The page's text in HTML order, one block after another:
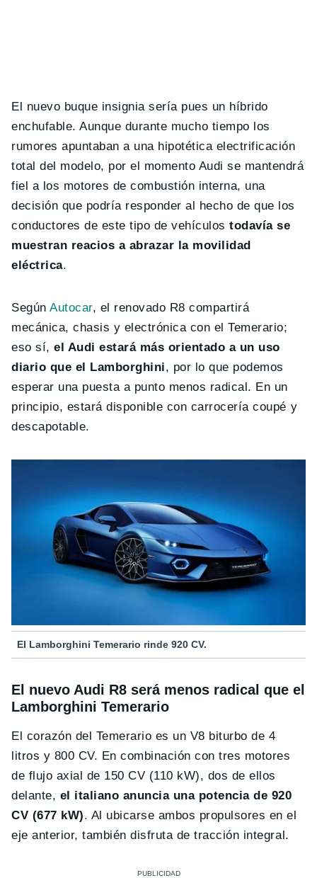
El nuevo buque insignia sería pues un híbrido
enchufable. Aunque durante mucho tiempo los
rumores apuntaban a una hipotética electrificación
total del modelo, por el momento Audi se mantendrá
fiel a los motores de combustión interna, una
decisión que podría responder al hecho de que los
conductores de este tipo de vehículostodavía se
muestran reacios a abrazar la movilidad
eléctrica.
SegúnAutocar, el renovado R8 compartirá
mecánica, chasis y electrónica con el Temerario;
eso sí,el Audi estará más orientado a un uso
diario que el Lamborghini, por lo que podemos
esperar una puesta a punto menos radical. En un
principio, estará disponible con carrocería coupé y
descapotable.
El Lamborghini Temerario rinde 920 CV.
El nuevo Audi R8 será menos radical que el
Lamborghini Temerario
El corazón del Temerario es un V8 biturbo de 4
litros y 800 CV. En combinación con tres motores
de flujo axial de 150 CV (110 kW), dos de ellos
delante, el italiano anuncia una potencia de 920
CV (677 kW). Al ubicarse ambos propulsores en el
eje anterior, también disfruta de tracción integral.